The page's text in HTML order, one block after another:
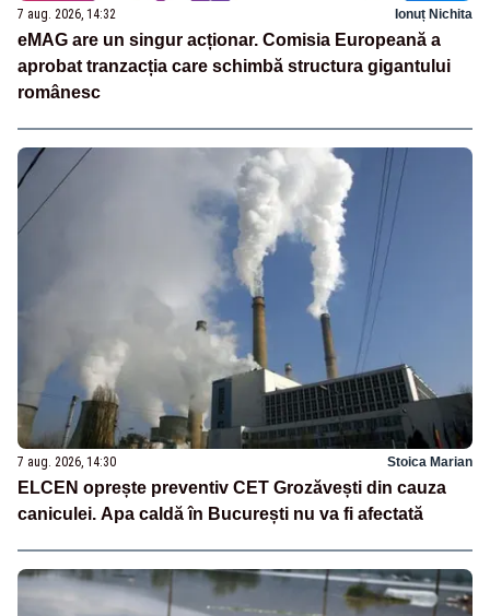
7 aug. 2026, 14:32 Ionuț Nichita
eMAG are un singur acționar. Comisia Europeană a
aprobat tranzacția care schimbă structura gigantului
românesc
7 aug. 2026, 14:30 Stoica Marian
ELCEN oprește preventiv CET Grozăvești din cauza
caniculei. Apa caldă în București nu va fi afectată